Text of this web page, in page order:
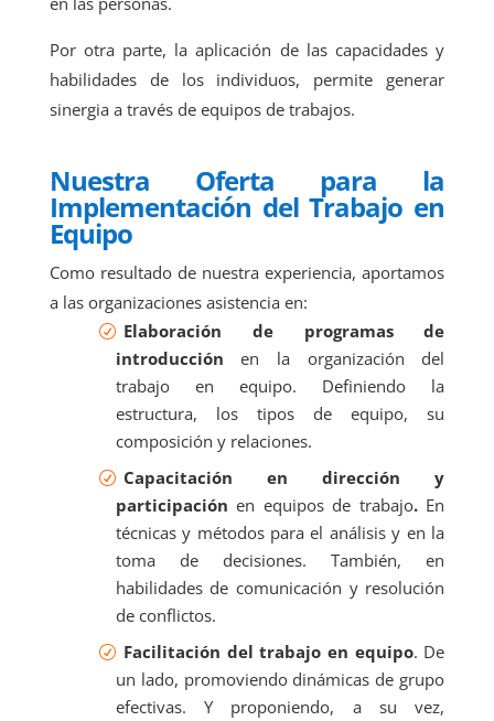
Por otra parte, la aplicación de las capacidades y
habilidades de los individuos, permite generar
sinergia a través de equipos de trabajos.
Nuestra Oferta para la
Implementación del Trabajo en
Equipo
Como resultado de nuestra experiencia, aportamos
a las organizaciones asistencia en:
Elaboración de programas de
introducción en la organización del
trabajo en equipo. Definiendo la
estructura, los tipos de equipo, su
composición y relaciones.
Capacitación en dirección y
participación en equipos de trabajo.En
técnicas y métodos para el análisis y en la
toma de decisiones. También, en
habilidades de comunicación y resolución
de conflictos.
Facilitación del trabajo en equipo. De
un lado, promoviendo dinámicas de grupo
efectivas. Y proponiendo, a su vez,